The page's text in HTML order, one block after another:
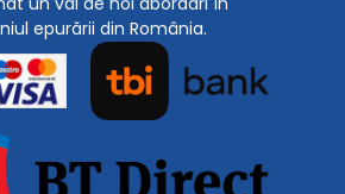
epurării din România.